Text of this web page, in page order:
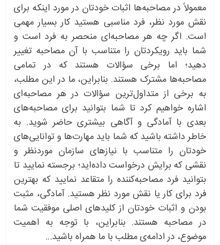
معمولاً در مصاحبه‌ها اثبات خودتان در مورد اینکه برای
نقش مورد نظر، فرد مناسبی هستید کار بسیار مهمی
است. اگر چه هر مصاحبه‌ای منحصر به فرد است و
شما باید رویکردتان را متناسب با آن مصاحبه تغییر
دهید؛ اما برخی سؤالات هستند که در تمامی
مصاحبه‌ها مشترک هستند. بنابراین، ما در این مطلب،
به برخی از متداول‌ترین سؤالات در هر مصاحبه‌ای
اشاره خواهیم کرد تا شما بتوانید برای مصاحبه‌های
بعدی با آمادگی و آگاهی بیشتری حاضر شوید. به
خاطر داشته باشید که شما باید مهارت‌ها و توانایی‌های
خودتان را متناسب با نیازهای سازمان موردنظر و
نقشی که برایش درخواست داده‌اید؛ برجسته نمایید تا
بتوانید فرد مصاحبه‌کننده را متقاعد نمایید که بهترین
فرد برای کار یا نقش مورد نظر هستید. آمادگی، مثبت
بودن و اثبات خودتان از کلیدهای اصلی موفقیت شما
در مصاحبه هستند. بنابراین، با توجه به اهمیت
موضوع، در ادامه‌ی مطلب با ما همراه باشید…